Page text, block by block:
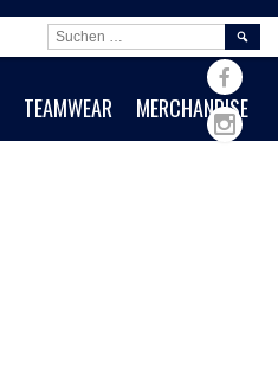
TEAMWEAR MERCHANDISE
NACH: